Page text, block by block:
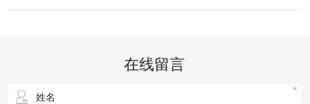
前新的市场发展情况以及设备制造商的产品更新
研发等方面的综合实力。
在线留言